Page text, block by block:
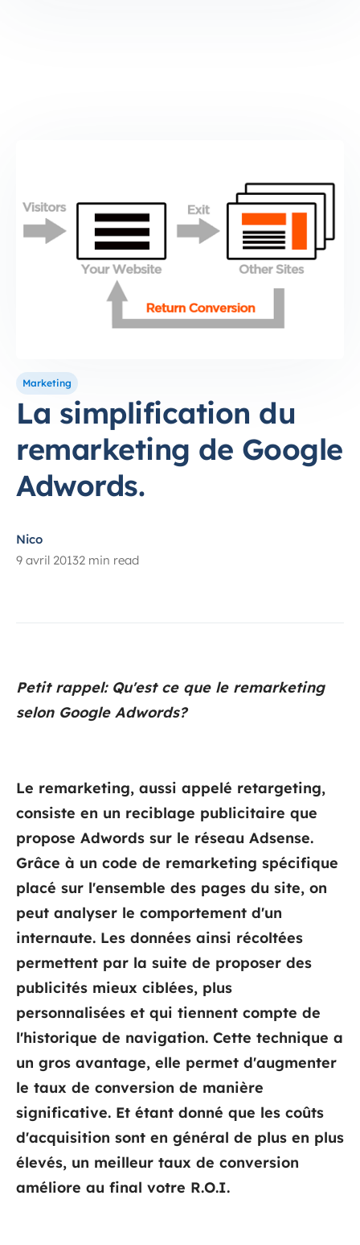
Marketing
La simplification du
remarketing de Google
Adwords.
Nico
9 avril 20132 min read
Petit rappel: Qu'est ce que le remarketing
selon Google Adwords?
Le remarketing, aussi appelé retargeting,
consiste en un reciblage publicitaire que
propose Adwords sur le réseau Adsense.
Grâce à un code de remarketing spécifique
placé sur l'ensemble des pages du site, on
peut analyser le comportement d'un
internaute. Les données ainsi récoltées
permettent par la suite de proposer des
publicités mieux ciblées, plus
personnalisées et qui tiennent compte de
l'historique de navigation. Cette technique a
un gros avantage, elle permet d'augmenter
le taux de conversion de manière
significative. Et étant donné que les coûts
d'acquisition sont en général de plus en plus
élevés, un meilleur taux de conversion
améliore au final votre R.O.I.